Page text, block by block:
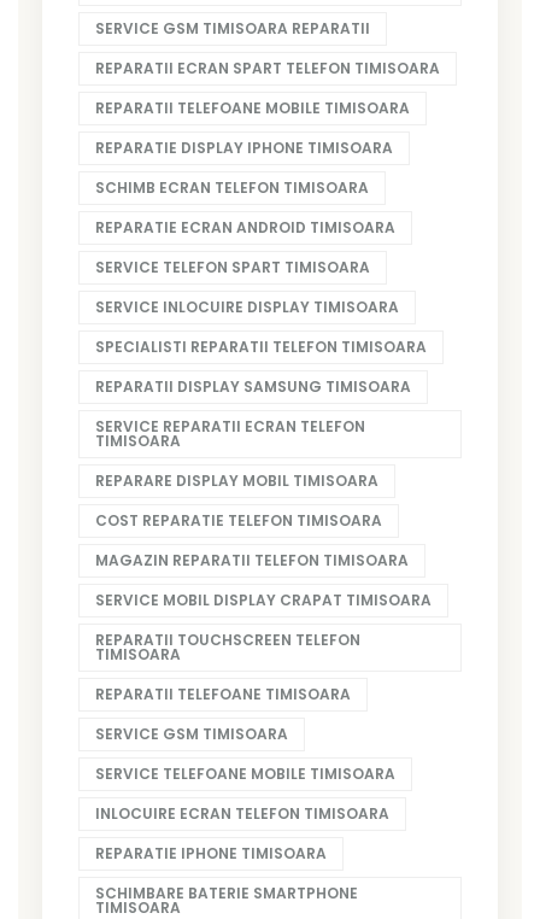
SERVICE GSM TIMISOARA REPARATII
REPARATII ECRAN SPART TELEFON TIMISOARA
REPARATII TELEFOANE MOBILE TIMISOARA
REPARATIE DISPLAY IPHONE TIMISOARA
SCHIMB ECRAN TELEFON TIMISOARA
REPARATIE ECRAN ANDROID TIMISOARA
SERVICE TELEFON SPART TIMISOARA
SERVICE INLOCUIRE DISPLAY TIMISOARA
SPECIALISTI REPARATII TELEFON TIMISOARA
REPARATII DISPLAY SAMSUNG TIMISOARA
SERVICE REPARATII ECRAN TELEFON
TIMISOARA
REPARARE DISPLAY MOBIL TIMISOARA
COST REPARATIE TELEFON TIMISOARA
MAGAZIN REPARATII TELEFON TIMISOARA
SERVICE MOBIL DISPLAY CRAPAT TIMISOARA
REPARATII TOUCHSCREEN TELEFON
TIMISOARA
REPARATII TELEFOANE TIMISOARA
SERVICE GSM TIMISOARA
SERVICE TELEFOANE MOBILE TIMISOARA
INLOCUIRE ECRAN TELEFON TIMISOARA
REPARATIE IPHONE TIMISOARA
SCHIMBARE BATERIE SMARTPHONE
TIMISOARA